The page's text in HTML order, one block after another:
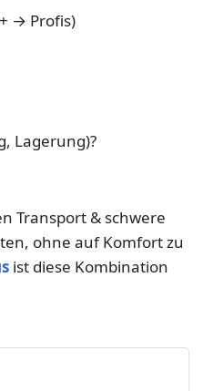
→ Profis)
Lagerung)?
Transport & schwere
ohne auf Komfort zu
ist diese Kombination